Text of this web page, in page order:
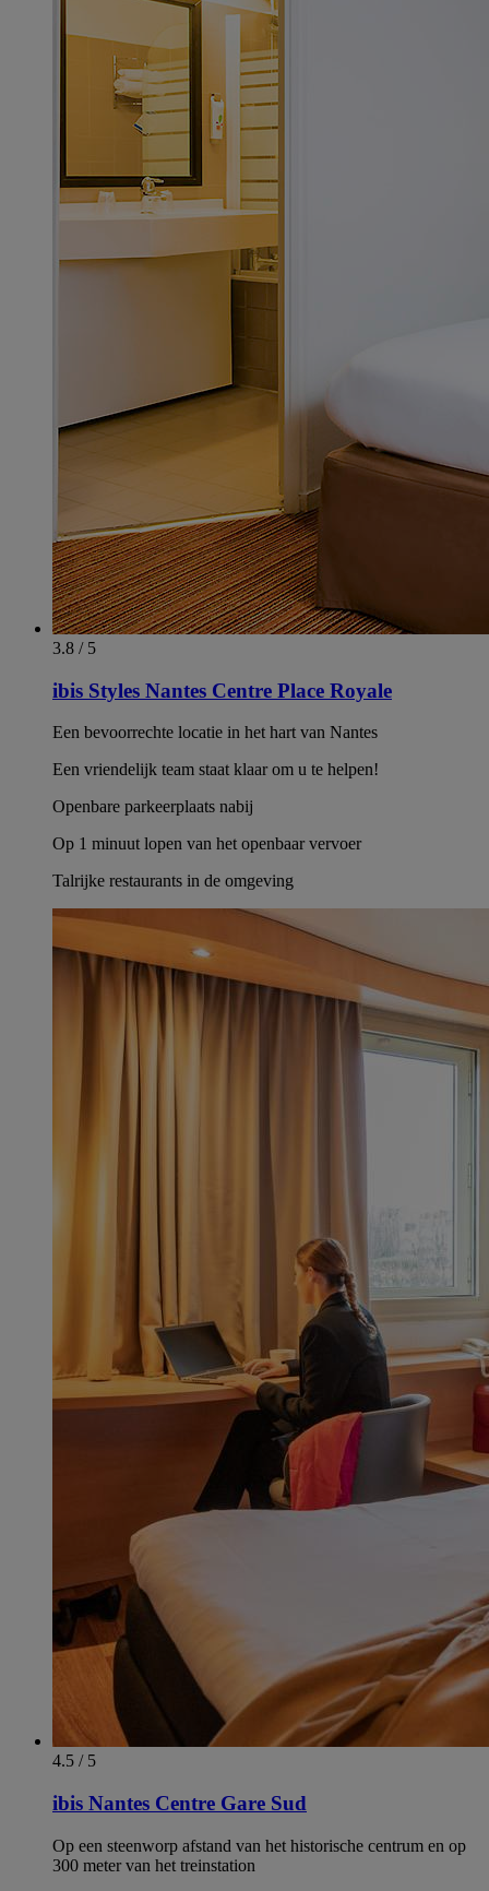
3.8 / 5
ibis Styles Nantes Centre Place Royale
Een bevoorrechte locatie in het hart van Nantes
Een vriendelijk team staat klaar om u te helpen!
Openbare parkeerplaats nabij
Op 1 minuut lopen van het openbaar vervoer
Talrijke restaurants in de omgeving
4.5 / 5
ibis Nantes Centre Gare Sud
Op een steenworp afstand van het historische centrum en op
300 meter van het treinstation